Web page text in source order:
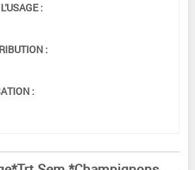
:
:
: